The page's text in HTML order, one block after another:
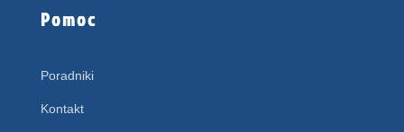
Pomoc
Poradniki
Kontakt